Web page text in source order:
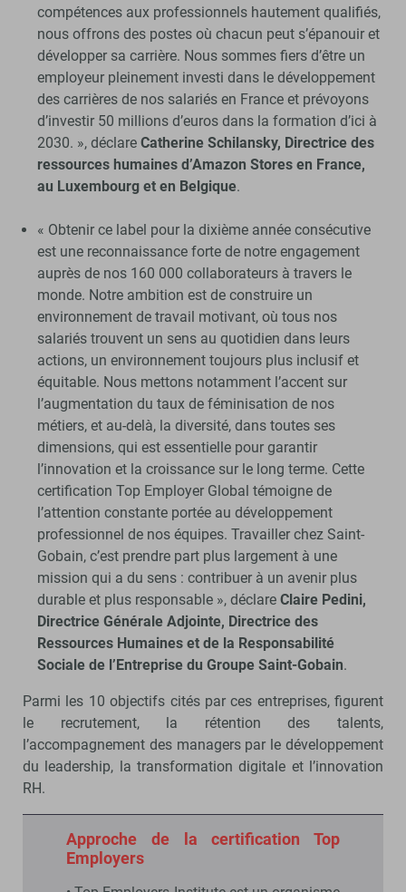
compétences aux professionnels hautement qualifiés,
nous offrons des postes où chacun peut s’épanouir et
développer sa carrière. Nous sommes fiers d’être un
employeur pleinement investi dans le développement
des carrières de nos salariés en France et prévoyons
d’investir 50 millions d’euros dans la formation d’ici à
2030. », déclare Catherine Schilansky, Directrice des
ressources humaines d’Amazon Stores en France,
au Luxembourg et en Belgique.
« Obtenir ce label pour la dixième année consécutive
est une reconnaissance forte de notre engagement
auprès de nos 160 000 collaborateurs à travers le
monde. Notre ambition est de construire un
environnement de travail motivant, où tous nos
salariés trouvent un sens au quotidien dans leurs
actions, un environnement toujours plus inclusif et
équitable. Nous mettons notamment l’accent sur
l’augmentation du taux de féminisation de nos
métiers, et au-delà, la diversité, dans toutes ses
dimensions, qui est essentielle pour garantir
l’innovation et la croissance sur le long terme. Cette
certification Top Employer Global témoigne de
l’attention constante portée au développement
professionnel de nos équipes. Travailler chez Saint-
Gobain, c’est prendre part plus largement à une
mission qui a du sens : contribuer à un avenir plus
durable et plus responsable », déclare Claire Pedini,
Directrice Générale Adjointe, Directrice des
Ressources Humaines et de la Responsabilité
Sociale de l’Entreprise du Groupe Saint-Gobain.
Parmi les 10 objectifs cités par ces entreprises, figurent
le recrutement, la rétention des talents,
l’accompagnement des managers par le développement
du leadership, la transformation digitale et l’innovation
RH.
Approche de la certification Top
Employers